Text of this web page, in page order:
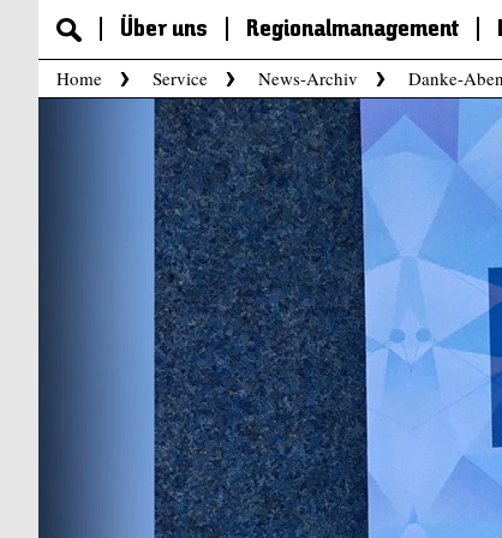
Über uns Regionalmanagement
Home
Service News-Archiv Danke-